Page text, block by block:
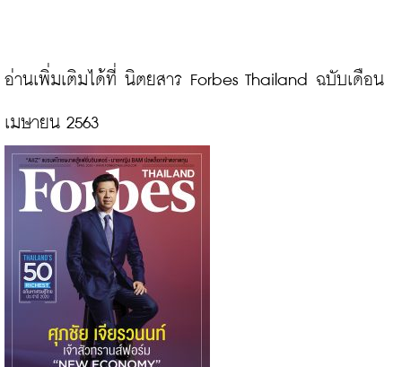
อ่านเพิ่มเติมได้ที่ นิตยสาร Forbes Thailand ฉบับเดือน